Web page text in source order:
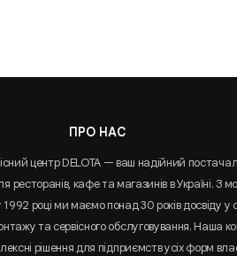
ПРО НАС
центр DELOTA — ваш надійний
ресторанів, кафе та магазинів в Україні. З
році ми маємо понад 30 років досвіду у
та сервісного обслуговування. Наша
рішення для підприємств усіх форм